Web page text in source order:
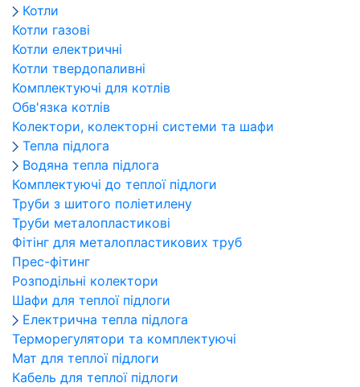
Котли
Котли газові
Котли електричні
Котли твердопаливні
Комплектуючі для котлів
Обв'язка котлів
Колектори, колекторні системи та шафи
Тепла підлога
Водяна тепла підлога
Комплектуючі до теплої підлоги
Труби з шитого поліетилену
Труби металопластикові
Фітінг для металопластикових труб
Прес-фітинг
Розподільні колектори
Шафи для теплої підлоги
Електрична тепла підлога
Терморегулятори та комплектуючі
Мат для теплої підлоги
Кабель для теплої підлоги